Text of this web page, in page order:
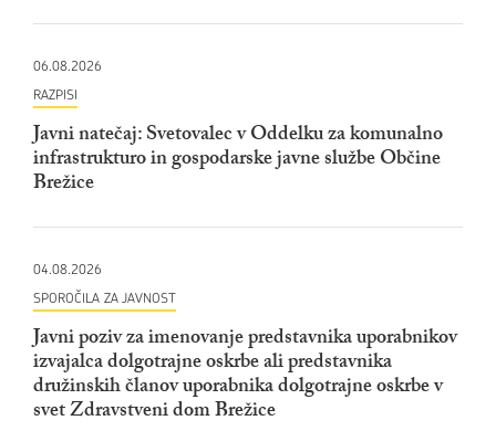
06.08.2026
RAZPISI
Javni natečaj: Svetovalec v Oddelku za komunalno
infrastrukturo in gospodarske javne službe Občine
Brežice
04.08.2026
SPOROČILA ZA JAVNOST
Javni poziv za imenovanje predstavnika uporabnikov
izvajalca dolgotrajne oskrbe ali predstavnika
družinskih članov uporabnika dolgotrajne oskrbe v
svet Zdravstveni dom Brežice